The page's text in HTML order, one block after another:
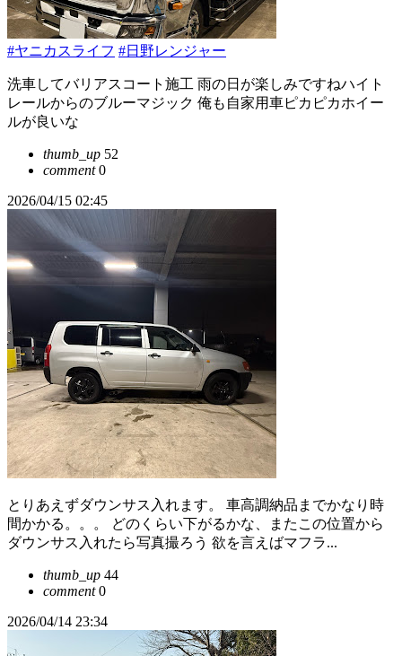
#ヤニカスライフ #日野レンジャー
洗車してバリアスコート施工 雨の日が楽しみですねハイト
レールからのブルーマジック 俺も自家用車ピカピカホイー
ルが良いな
thumb_up 52
comment0
2026/04/15 02:45
とりあえずダウンサス入れます。 車高調納品までかなり時
間かかる。。。 どのくらい下がるかな、またこの位置から
ダウンサス入れたら写真撮ろう 欲を言えばマフラ...
thumb_up 44
comment0
2026/04/14 23:34